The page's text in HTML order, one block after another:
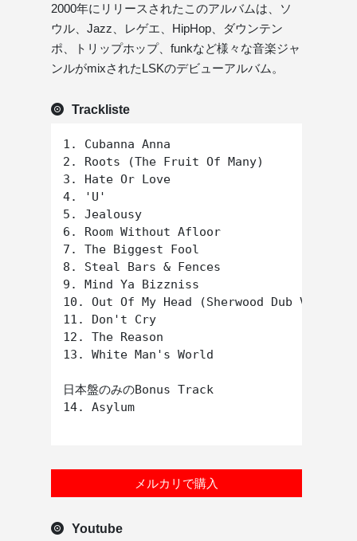
2000年にリリースされたこのアルバムは、ソ
ウル、Jazz、レゲエ、HipHop、ダウンテン
ポ、トリップホップ、funkなど様々な音楽ジャ
ンルがmixされたLSKのデビューアルバム。
Trackliste
1. Cubanna Anna
2. Roots (The Fruit Of Many)
3. Hate Or Love
4. 'U'
5. Jealousy
6. Room Without Afloor
7. The Biggest Fool
8. Steal Bars & Fences
9. Mind Ya Bizzniss
10. Out Of My Head (Sherwood Dub Version)
11. Don't Cry
12. The Reason
13. White Man's World
日本盤のみのBonus Track
14. Asylum
メルカリで購入
Youtube